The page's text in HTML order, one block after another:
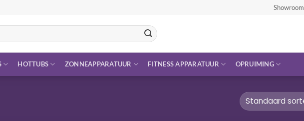
Showroom
HOTTUBS ZONNEAPPARATUUR FITNESS APPARATUUR OPRUIMING